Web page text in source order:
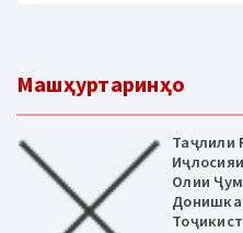
Машҳуртаринҳо
Таҷлили
Олии